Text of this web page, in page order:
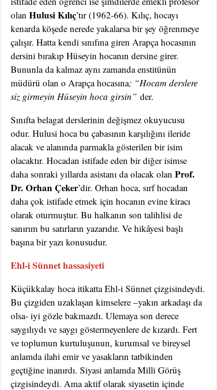
olanHulusi Kılıç’tır (1962-66). Kılıç, hocayı
kenarda köşede nerede yakalarsa bir şey öğrenmeye
çalışır. Hatta kendi sınıfına giren Arapça hocasının
dersini bırakıp Hüseyin hocanın dersine girer.
Bununla da kalmaz aynı zamanda enstitünün
müdürü olan o Arapça hocasına; “Hocam derslere
siz girmeyin Hüseyin hoca girsin” der.
Sınıfta belagat derslerinin değişmez okuyucusu
odur. Hulusi hoca bu çabasının karşılığını ileride
alacak ve alanında parmakla gösterilen bir isim
olacaktır. Hocadan istifade eden bir diğer isimse
daha sonraki yıllarda asistanı da olacak olanProf.
Dr. Orhan Çeker’dir. Orhan hoca, sırf hocadan
daha çok istifade etmek için hocanın evine kiracı
olarak oturmuştur. Bu halkanın son talihlisi de
sanırım bu satırların yazarıdır. Ve hikâyesi başlı
başına bir yazı konusudur.
Ehl-i Sünnet hassasiyeti
Küçükkalay hoca itikatta Ehl-i Sünnet çizgisindeydi.
Bu çizgiden uzaklaşan kimselere –yakın arkadaşı da
olsa- iyi gözle bakmazdı. Ulemaya son derece
saygılıydı ve saygı göstermeyenlere de kızardı. Fert
ve toplumun kurtuluşunun, kurumsal ve bireysel
anlamda ilahi emir ve yasakların tatbikinden
geçtiğine inanırdı. Siyasi anlamda Milli Görüş
çizgisindeydi. Ama aktif olarak siyasetin içinde